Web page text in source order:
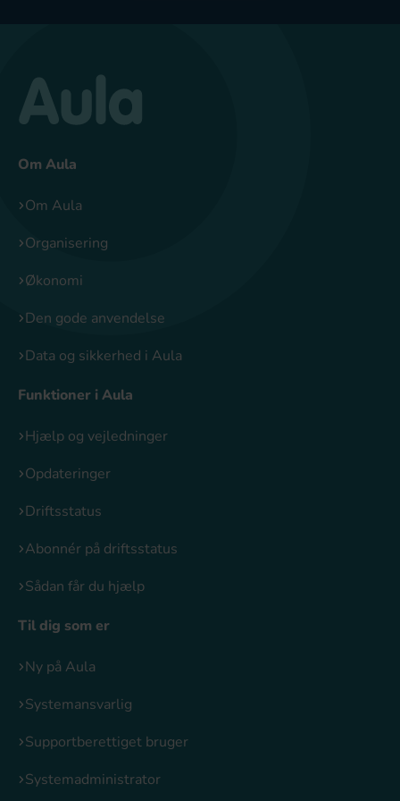
Om Aula
Om Aula
Organisering
Økonomi
Den gode anvendelse
Data og sikkerhed i Aula
Funktioner i Aula
Hjælp og vejledninger
Opdateringer
Driftsstatus
Abonnér på driftsstatus
Sådan får du hjælp
Til dig som er
Ny på Aula
Systemansvarlig
Supportberettiget bruger
Systemadministrator